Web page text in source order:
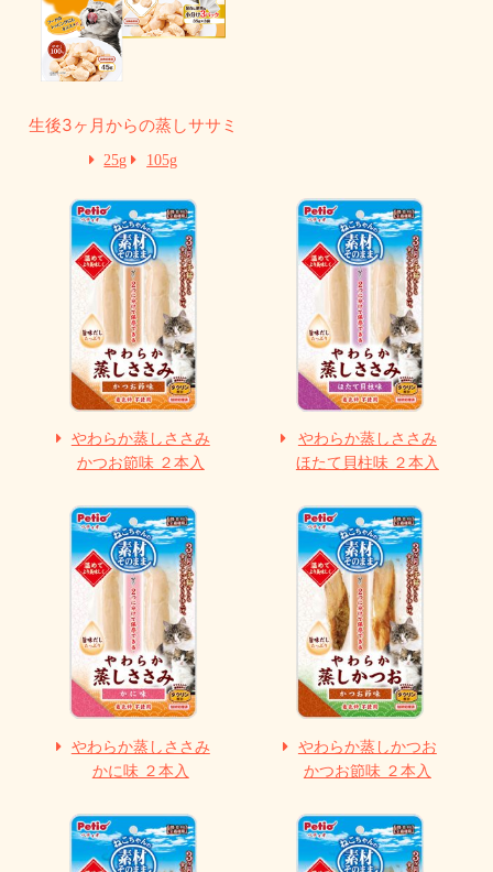
生後3ヶ月からの蒸しササミ
25g 105g
やわらか蒸しささみ
かつお節味 ２本入
やわらか蒸しささみ
ほたて貝柱味 ２本入
やわらか蒸しささみ
かに味 ２本入
やわらか蒸しかつお
かつお節味 ２本入